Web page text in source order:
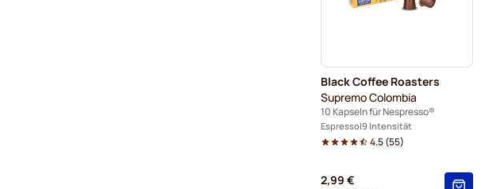
Black Coffee Roasters
Supremo Colombia
10 Kapseln für Nespresso®
Espresso 9 Intensität
4.5(55)
2,99 €